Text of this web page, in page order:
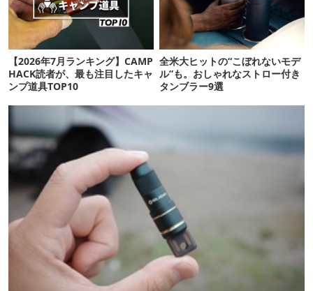
【2026年7月ランキング】CAMP
HACK読者が、最も注目したキャ
ンプ道具TOP10
全米大ヒットの“こぼれないモデ
ル”も。おしゃれなストロー付き
タンブラー9選